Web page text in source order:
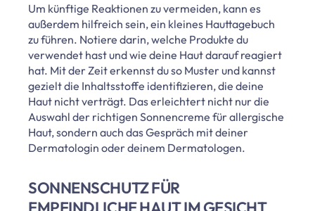
Um künftige Reaktionen zu vermeiden, kann es
außerdem hilfreich sein, ein kleines Hauttagebuch
zu führen. Notiere darin, welche Produkte du
verwendet hast und wie deine Haut darauf reagiert
hat. Mit der Zeit erkennst du so Muster und kannst
gezielt die Inhaltsstoffe identifizieren, die deine
Haut nicht verträgt. Das erleichtert nicht nur die
Auswahl der richtigen Sonnencreme für allergische
Haut, sondern auch das Gespräch mit deiner
Dermatologin oder deinem Dermatologen.
SONNENSCHUTZ FÜR